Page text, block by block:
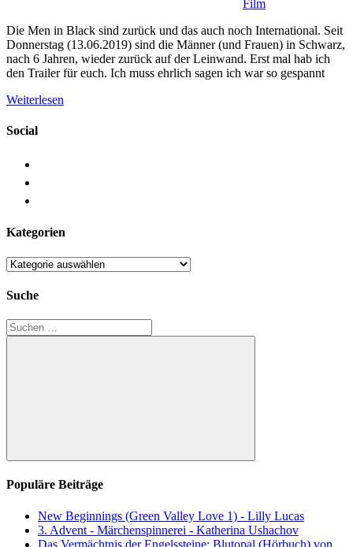
Film
Die Men in Black sind zurück und das auch noch International. Seit
Donnerstag (13.06.2019) sind die Männer (und Frauen) in Schwarz,
nach 6 Jahren, wieder zurück auf der Leinwand. Erst mal hab ich
den Trailer für euch. Ich muss ehrlich sagen ich war so gespannt
Weiterlesen
Social
Kategorien
Kategorien
Suche
Suchen
nach:
Suchen
Populäre Beiträge
New Beginnings (Green Valley Love 1) - Lilly Lucas
3. Advent - Märchenspinnerei - Katherina Ushachov
Das Vermächtnis der Engelssteine: Blutopal (Hörbuch) von